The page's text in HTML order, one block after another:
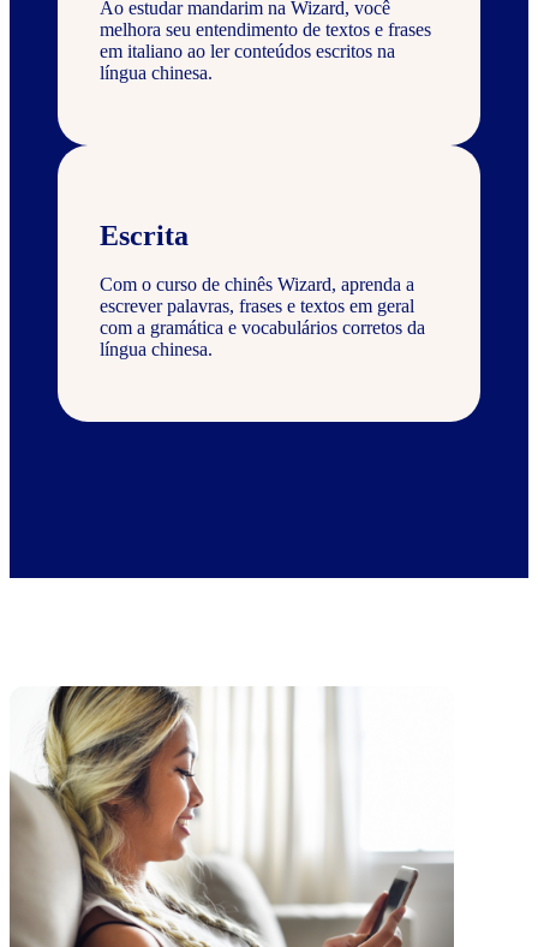
Ao estudar mandarim na Wizard, você
melhora seu entendimento de textos e frases
em italiano ao ler conteúdos escritos na
língua chinesa.
Escrita
Com o curso de chinês Wizard, aprenda a
escrever palavras, frases e textos em geral
com a gramática e vocabulários corretos da
língua chinesa.